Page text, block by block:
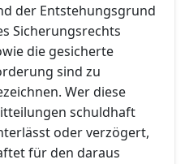
der Entstehungsgrund
Sicherungsrechts
die gesicherte
sind zu
Wer diese
schuldhaft
oder verzögert,
für den daraus